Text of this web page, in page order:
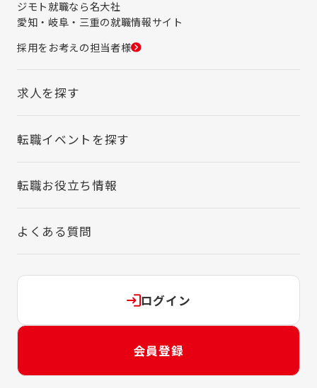
ジモト就職なら名大社
愛知・岐阜・三重の就職情報サイト
採用をお考えの担当者様
求人を探す
転職イベントを探す
転職お役立ち情報
よくある質問
ログイン
会員登録